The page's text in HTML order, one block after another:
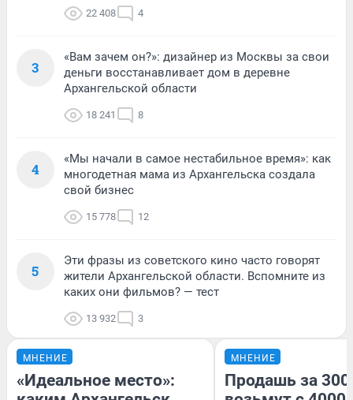
22 408 4
3
«Вам зачем он?»: дизайнер из Москвы за свои
деньги восстанавливает дом в деревне
Архангельской области
18 241 8
4
«Мы начали в самое нестабильное время»: как
многодетная мама из Архангельска создала
свой бизнес
15 778 12
5
Эти фразы из советского кино часто говорят
жители Архангельской области. Вспомните из
каких они фильмов? — тест
13 932 3
МНЕНИЕ
«Идеальное место»:
МНЕНИЕ
Продашь за